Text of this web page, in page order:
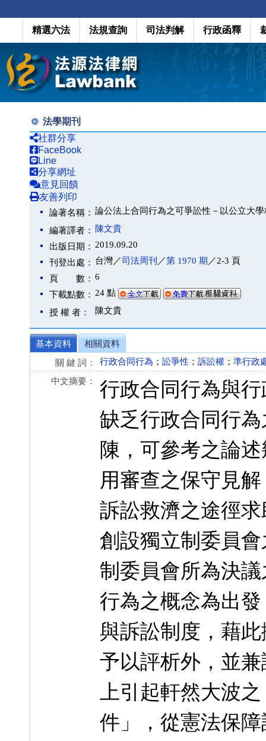
精選六法 法規查詢 司法判解 行政函釋
法學期刊
社群分享
FaceBook
Line
分享網址
意見回饋
友善列印
論著名稱： 論公法上合同行為之可爭訟性－以公立大
編著譯者：
陳文貴
出版日期： 2019.09.20
刊登出處： 台灣／司法周刊 ／第 1970 期 ／2-3 頁
頁 數： 6
下載點數： 24 點
授 權 者： 陳文貴
基本資料
相關資料
關 鍵 詞：
行政合同行為 ； 訟爭性 ； 訴訟權 ； 準行政
中文摘要：
行政合同行為與
缺乏行政合同行
陳，可參考之論
用審查之保守見
訴訟救濟之途徑
創設獨立制委員
制委員會所為決
行為之概念為出
與訴訟制度，藉
予以評析外，並
上引起軒然大波
件」，從憲法保